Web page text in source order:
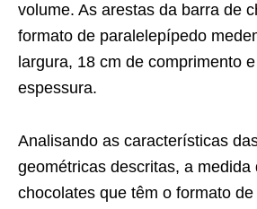
volume. As arestas da barra de
formato de paralelepípedo
largura, 18 cm de comprimento
espessura.
Analisando as características
geométricas descritas, a medida
chocolates que têm o formato